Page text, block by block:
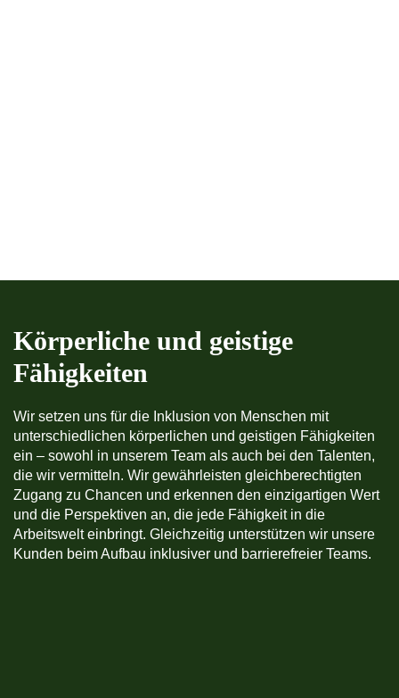
Körperliche und geistige
Fähigkeiten
Wir setzen uns für die Inklusion von Menschen mit
unterschiedlichen körperlichen und geistigen Fähigkeiten
ein – sowohl in unserem Team als auch bei den Talenten,
die wir vermitteln. Wir gewährleisten gleichberechtigten
Zugang zu Chancen und erkennen den einzigartigen Wert
und die Perspektiven an, die jede Fähigkeit in die
Arbeitswelt einbringt. Gleichzeitig unterstützen wir unsere
Kunden beim Aufbau inklusiver und barrierefreier Teams.